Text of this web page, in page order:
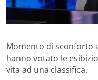
Momento di sconforto
hanno votato le
vita ad una classifica.